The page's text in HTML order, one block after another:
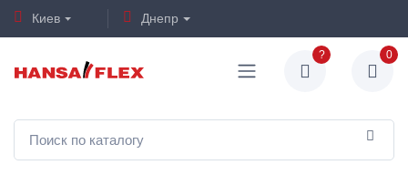
Киев Днепр
? 0